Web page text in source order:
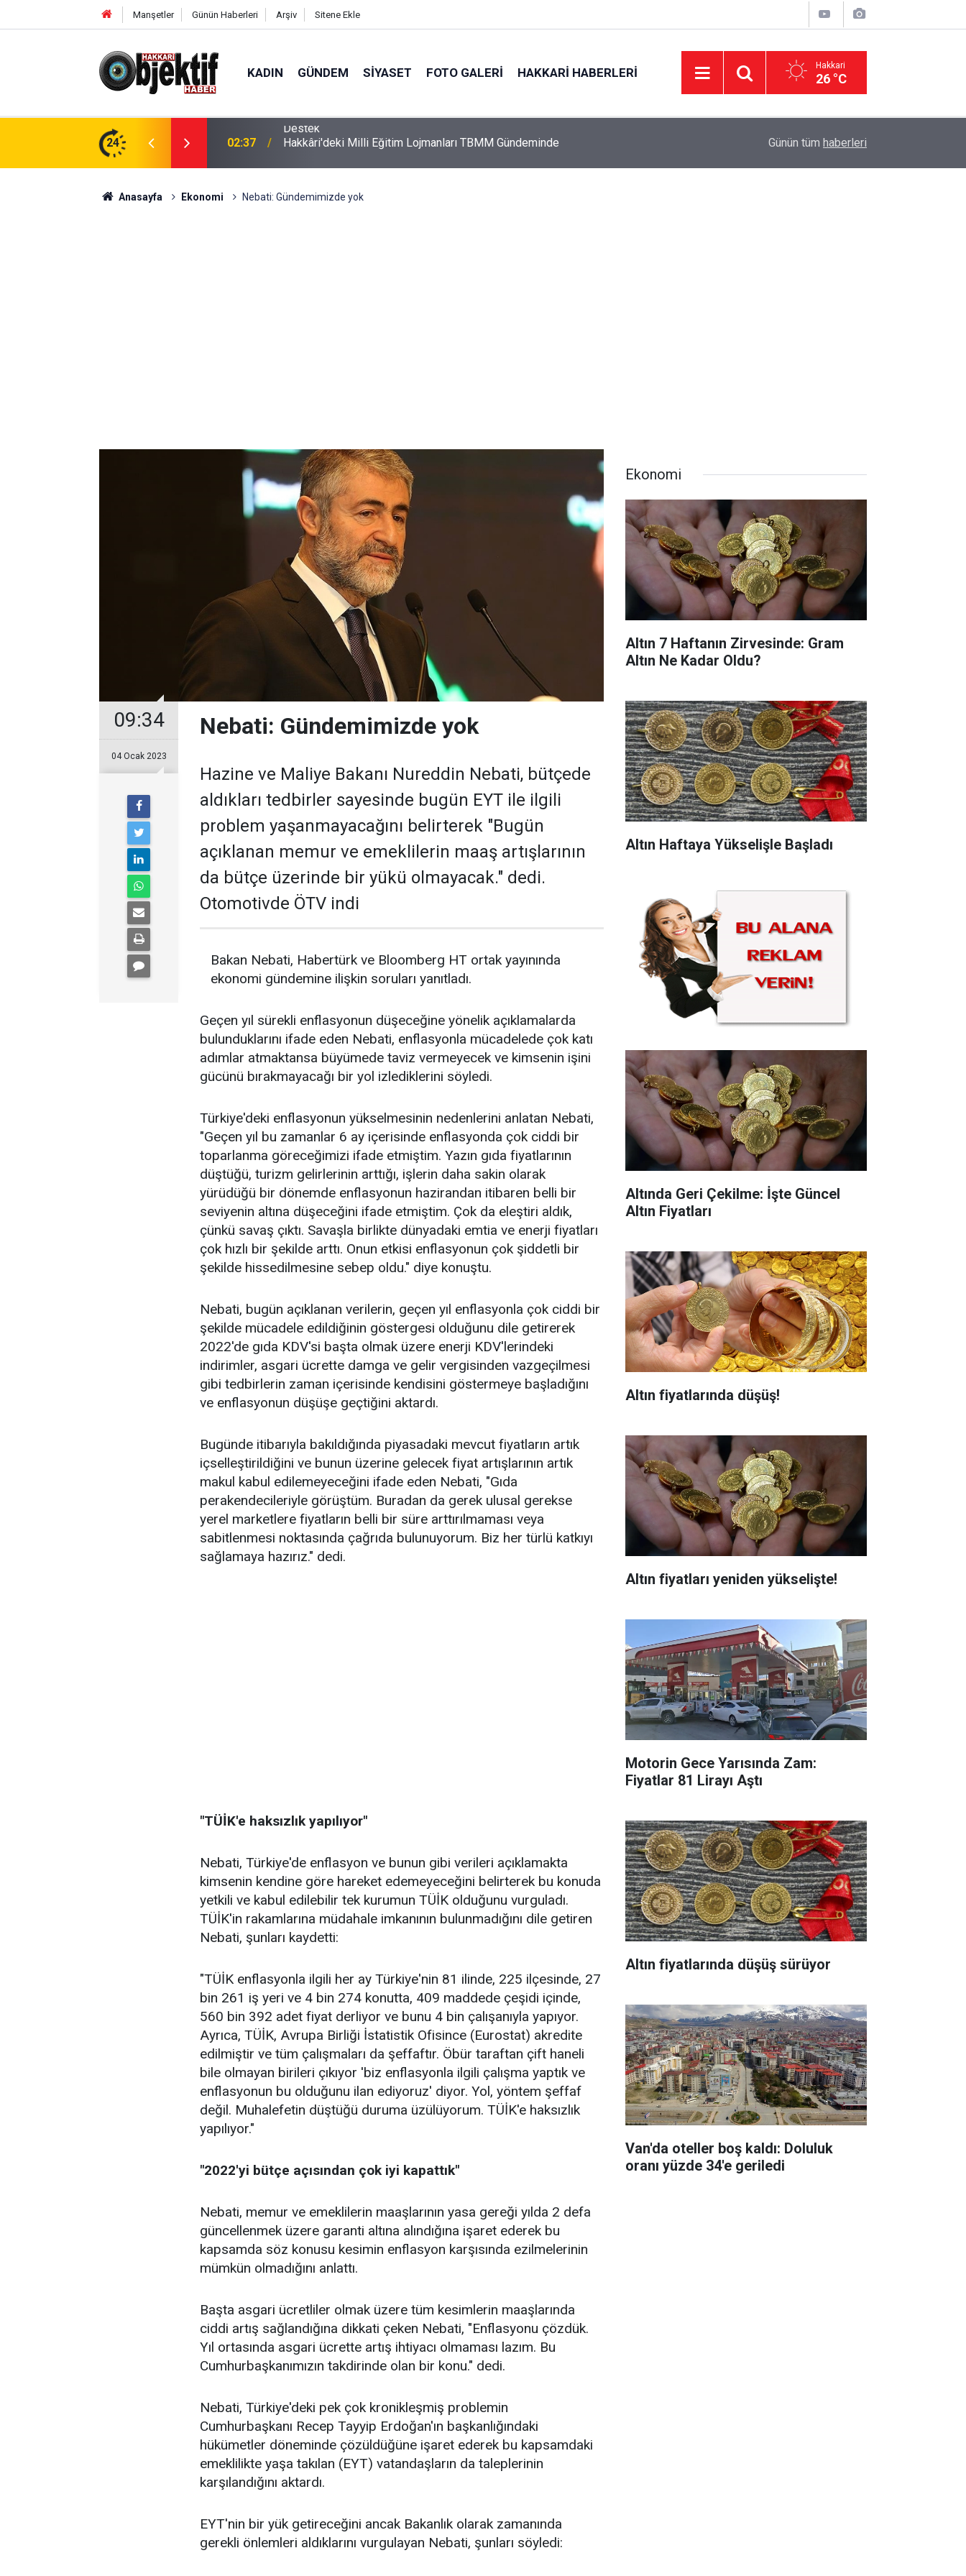
Manşetler Günün Haberleri Arşiv Sitene Ekle
KADIN GÜNDEM SIYASET FOTO GALERI HAKKARI HABERLERI Hakkari
26 °C
24
Eşya Arızalarında Dürüst ve İnsan Odaklı
02:37 Hakkâri'deki Milli Eğitim Lojmanları TBMM Gündeminde İsviçre’nin iade ettiği Bahar Yalçınkaya 15
Günün tüm haberleri
Anasayfa Ekonomi Nebati: Gündemimizde yok
09:34
04 Ocak 2023
Nebati: Gündemimizde yok
Hazine ve Maliye Bakanı Nureddin Nebati, bütçede
aldıkları tedbirler sayesinde bugün EYT ile ilgili
problem yaşanmayacağını belirterek "Bugün
açıklanan memur ve emeklilerin maaş artışlarının
da bütçe üzerinde bir yükü olmayacak." dedi.
Otomotivde ÖTV indi
Bakan Nebati, Habertürk ve Bloomberg HT ortak yayınında
ekonomi gündemine ilişkin soruları yanıtladı.
Geçen yıl sürekli enflasyonun düşeceğine yönelik açıklamalarda
bulunduklarını ifade eden Nebati, enflasyonla mücadelede çok katı
adımlar atmaktansa büyümede taviz vermeyecek ve kimsenin işini
gücünü bırakmayacağı bir yol izlediklerini söyledi.
Türkiye'deki enflasyonun yükselmesinin nedenlerini anlatan Nebati,
"Geçen yıl bu zamanlar 6 ay içerisinde enflasyonda çok ciddi bir
toparlanma göreceğimizi ifade etmiştim. Yazın gıda fiyatlarının
düştüğü, turizm gelirlerinin arttığı, işlerin daha sakin olarak
yürüdüğü bir dönemde enflasyonun hazirandan itibaren belli bir
seviyenin altına düşeceğini ifade etmiştim. Çok da eleştiri aldık,
çünkü savaş çıktı. Savaşla birlikte dünyadaki emtia ve enerji fiyatları
çok hızlı bir şekilde arttı. Onun etkisi enflasyonun çok şiddetli bir
şekilde hissedilmesine sebep oldu." diye konuştu.
Nebati, bugün açıklanan verilerin, geçen yıl enflasyonla çok ciddi bir
şekilde mücadele edildiğinin göstergesi olduğunu dile getirerek
2022'de gıda KDV'si başta olmak üzere enerji KDV'lerindeki
indirimler, asgari ücrette damga ve gelir vergisinden vazgeçilmesi
gibi tedbirlerin zaman içerisinde kendisini göstermeye başladığını
ve enflasyonun düşüşe geçtiğini aktardı.
Bugünde itibarıyla bakıldığında piyasadaki mevcut fiyatların artık
içselleştirildiğini ve bunun üzerine gelecek fiyat artışlarının artık
makul kabul edilemeyeceğini ifade eden Nebati, "Gıda
perakendecileriyle görüştüm. Buradan da gerek ulusal gerekse
yerel marketlere fiyatların belli bir süre arttırılmaması veya
sabitlenmesi noktasında çağrıda bulunuyorum. Biz her türlü katkıyı
sağlamaya hazırız." dedi.
"TÜİK'e haksızlık yapılıyor"
Nebati, Türkiye'de enflasyon ve bunun gibi verileri açıklamakta
kimsenin kendine göre hareket edemeyeceğini belirterek bu konuda
yetkili ve kabul edilebilir tek kurumun TÜİK olduğunu vurguladı.
TÜİK'in rakamlarına müdahale imkanının bulunmadığını dile getiren
Nebati, şunları kaydetti:
"TÜİK enflasyonla ilgili her ay Türkiye'nin 81 ilinde, 225 ilçesinde, 27
bin 261 iş yeri ve 4 bin 274 konutta, 409 maddede çeşidi içinde,
560 bin 392 adet fiyat derliyor ve bunu 4 bin çalışanıyla yapıyor.
Ayrıca, TÜİK, Avrupa Birliği İstatistik Ofisince (Eurostat) akredite
edilmiştir ve tüm çalışmaları da şeffaftır. Öbür taraftan çift haneli
bile olmayan birileri çıkıyor 'biz enflasyonla ilgili çalışma yaptık ve
enflasyonun bu olduğunu ilan ediyoruz' diyor. Yol, yöntem şeffaf
değil. Muhalefetin düştüğü duruma üzülüyorum. TÜİK'e haksızlık
yapılıyor."
"2022'yi bütçe açısından çok iyi kapattık"
Nebati, memur ve emeklilerin maaşlarının yasa gereği yılda 2 defa
güncellenmek üzere garanti altına alındığına işaret ederek bu
kapsamda söz konusu kesimin enflasyon karşısında ezilmelerinin
mümkün olmadığını anlattı.
Başta asgari ücretliler olmak üzere tüm kesimlerin maaşlarında
ciddi artış sağlandığına dikkati çeken Nebati, "Enflasyonu çözdük.
Yıl ortasında asgari ücrette artış ihtiyacı olmaması lazım. Bu
Cumhurbaşkanımızın takdirinde olan bir konu." dedi.
Nebati, Türkiye'deki pek çok kronikleşmiş problemin
Cumhurbaşkanı Recep Tayyip Erdoğan'ın başkanlığındaki
hükümetler döneminde çözüldüğüne işaret ederek bu kapsamdaki
emeklilikte yaşa takılan (EYT) vatandaşların da taleplerinin
karşılandığını aktardı.
EYT'nin bir yük getireceğini ancak Bakanlık olarak zamanında
gerekli önlemleri aldıklarını vurgulayan Nebati, şunları söyledi:
Ekonomi
Altın 7 Haftanın Zirvesinde: Gram
Altın Ne Kadar Oldu?
Altın Haftaya Yükselişle Başladı
Altında Geri Çekilme: İşte Güncel
Altın Fiyatları
Altın fiyatlarında düşüş!
Altın fiyatları yeniden yükselişte!
Motorin Gece Yarısında Zam:
Fiyatlar 81 Lirayı Aştı
Altın fiyatlarında düşüş sürüyor
Van'da oteller boş kaldı: Doluluk
oranı yüzde 34'e geriledi